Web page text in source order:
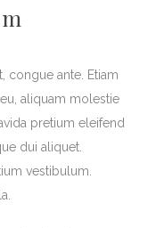
congue ante. Etiam
aliquam molestie
pretium eleifend
dui aliquet.
vestibulum.